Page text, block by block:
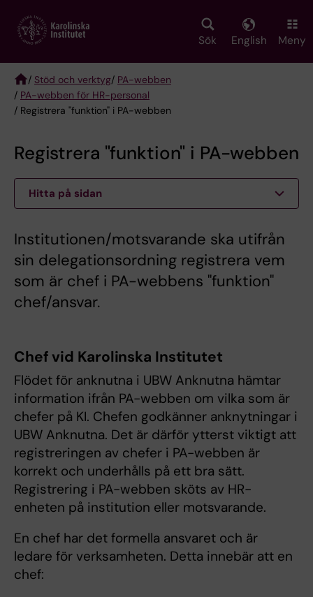
main
Sök English Meny
Breadcrumb
/ Stöd och verktyg/ PA-webben
/ PA-webben för HR-personal
/ Registrera "funktion" i PA-webben
Registrera "funktion" i PA-webben
Hitta på sidan
Institutionen/motsvarande ska utifrån
sin delegationsordning registrera vem
som är chef i PA-webbens "funktion"
chef/ansvar.
Chef vid Karolinska Institutet
Flödet för anknutna i UBW Anknutna hämtar
information ifrån PA-webben om vilka som är
chefer på KI. Chefen godkänner anknytningar i
UBW Anknutna. Det är därför ytterst viktigt att
registreringen av chefer i PA-webben är
korrekt och underhålls på ett bra sätt.
Registrering i PA-webben sköts av HR-
enheten på institution eller motsvarande.
En chef har det formella ansvaret och är
ledare för verksamheten. Detta innebär att en
chef: